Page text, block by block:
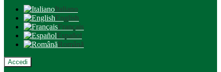
Italiano
English
Français
Español
Română
Accedi